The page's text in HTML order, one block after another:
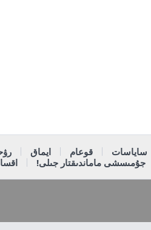
ساياسات قوعام ايماق
جۇمىسشى ماماندىقتار جىلى!